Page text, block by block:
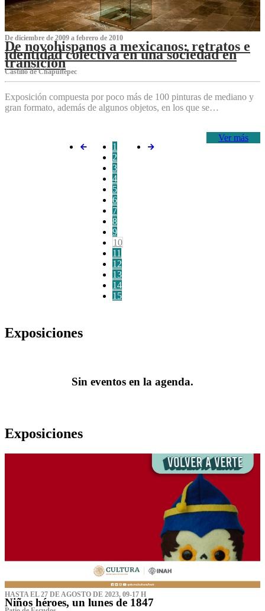
De diciembre de 2009 a febrero de 2010
De novohispanos a mexicanos: retratos e
identidad colectiva en una sociedad en
transición
Castillo de Chapultepec
Exposición compuesta por poco más de 100 pinturas de mediano y
gran formato, además de algunos objetos, en los que se…
Ver más
1
2
3
4
5
6
7
8
9
10
11
12
13
14
15
Exposiciones
Sin eventos en la agenda.
Exposiciones
HASTA EL 27 DE AGOSTO DE 2023, 09-17 H
Niños héroes, un lunes de 1847